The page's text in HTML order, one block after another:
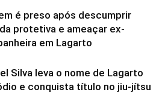
é preso após descumprir
protetiva e ameaçar ex-
em Lagarto
Silva leva o nome de Lagarto
e conquista título no jiu-jítsu